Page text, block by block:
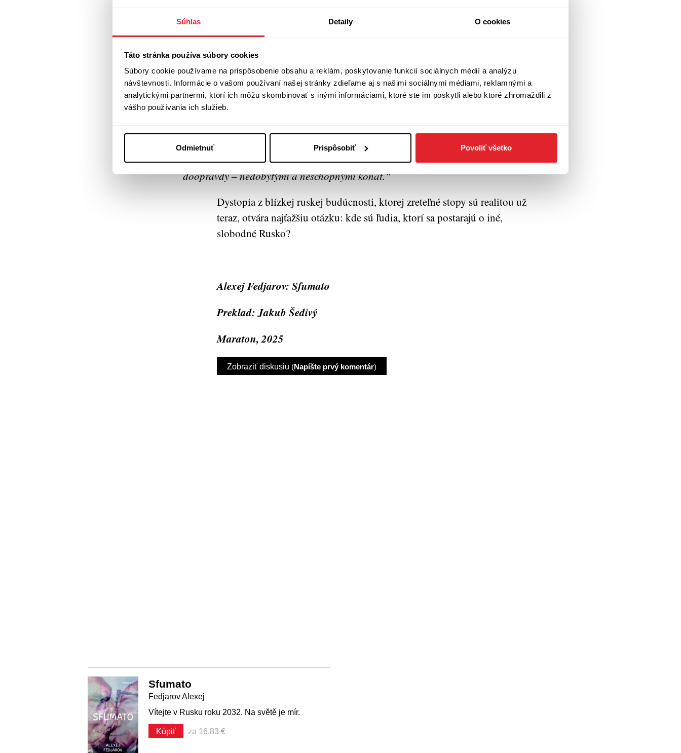
Súhlas Detaily O cookies
Táto stránka používa súbory cookies
Súbory cookie používame na prispôsobenie obsahu a reklám, poskytovanie funkcií sociálnych médií a analýzu
návštevnosti. Informácie o vašom používaní našej stránky zdieľame aj s našimi sociálnymi médiami, reklamnými a
analytickými partnermi, ktorí ich môžu skombinovať s inými informáciami, ktoré ste im poskytli alebo ktoré zhromaždili z
vášho používania ich služieb.
Odmietnuť Prispôsobiť Povoliť všetko
a Máša. Ich životy sú od prvej chvíle poznačené štátnym terorom a teraz sa
Stanislav je v reakcii na slová náhradnej matky, ktorá verí, že si raz vezmú
späť svoju krajinu, nekompromisný.
„Co si chcete vzít zpět? Jakou zemi? Pro koho? Kdo jste vy? Celá léta jste
jste, až za vás někdo něco udělá, ačkoli jste to mohli udělat sami. Hodně
jste mluvili a nadávali. Diskutovali jste o tom, jak uspořádáte to, čo vám
nikdo nehodlal dát a co jste si nehodlali vzít. A teď jste se takovými stali
doopravdy – nedobytými a neschopnými konat.“
Dystopia z blízkej ruskej budúcnosti, ktorej zreteľné stopy sú realitou už
teraz, otvára najťažšiu otázku: kde sú ľudia, ktorí sa postarajú o iné,
slobodné Rusko?
Alexej Fedjarov: Sfumato
Preklad: Jakub Šedivý
Maraton, 2025
Zobraziť diskusiu (Napíšte prvý komentár)
Sfumato
Fedjarov Alexej
Vítejte v Rusku roku 2032. Na světě je mír.
Kúpiť za 16,83 €